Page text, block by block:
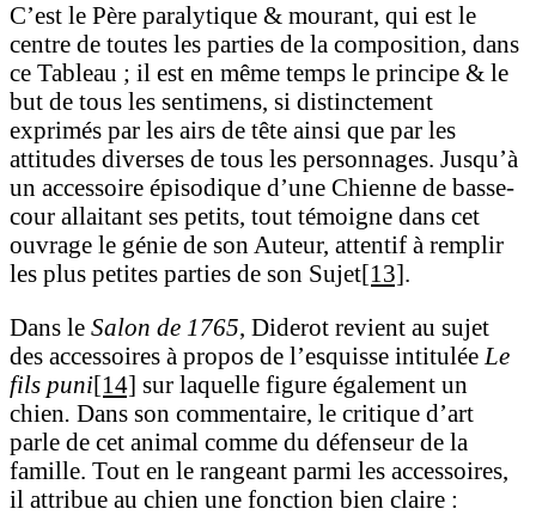
C’est le Père paralytique & mourant, qui est le
centre de toutes les parties de la composition, dans
ce Tableau ; il est en même temps le principe & le
but de tous les sentimens, si distinctement
exprimés par les airs de tête ainsi que par les
attitudes diverses de tous les personnages. Jusqu’à
un accessoire épisodique d’une Chienne de basse-
cour allaitant ses petits, tout témoigne dans cet
ouvrage le génie de son Auteur, attentif à remplir
les plus petites parties de son Sujet[13].
Dans le Salon de 1765, Diderot revient au sujet
des accessoires à propos de l’esquisse intitulée Le
fils puni[14] sur laquelle figure également un
chien. Dans son commentaire, le critique d’art
parle de cet animal comme du défenseur de la
famille. Tout en le rangeant parmi les accessoires,
il attribue au chien une fonction bien claire :